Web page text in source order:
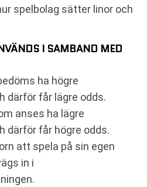
spelbolag sätter linor och
I SAMBAND MED
ha högre
därför får lägre odds.
anses ha lägre
därför får högre odds.
att spela på sin egen
in i